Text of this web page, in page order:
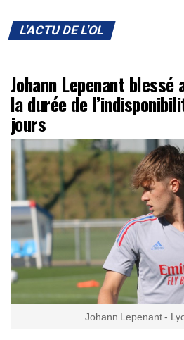
L'ACTU DE L'OL
Johann Lepenant
la durée de
jours
Johann Lepenant -